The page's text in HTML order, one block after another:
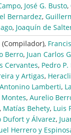
, José G. Busto,
Bernardez,
, Joaquín de
(Compilador),
Berro, Juan Carlos
Cervantes, Pedro
y Artigas,
Antonino Lamberti,
, Aurelio
, Matías Behety, Luis
Dufort y Álvarez,
Herrero y